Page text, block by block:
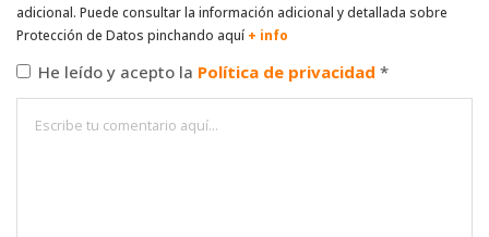
adicional. Puede consultar la información adicional y detallada sobre
Protección de Datos pinchando aquí + info
He leído y acepto la Política de privacidad *